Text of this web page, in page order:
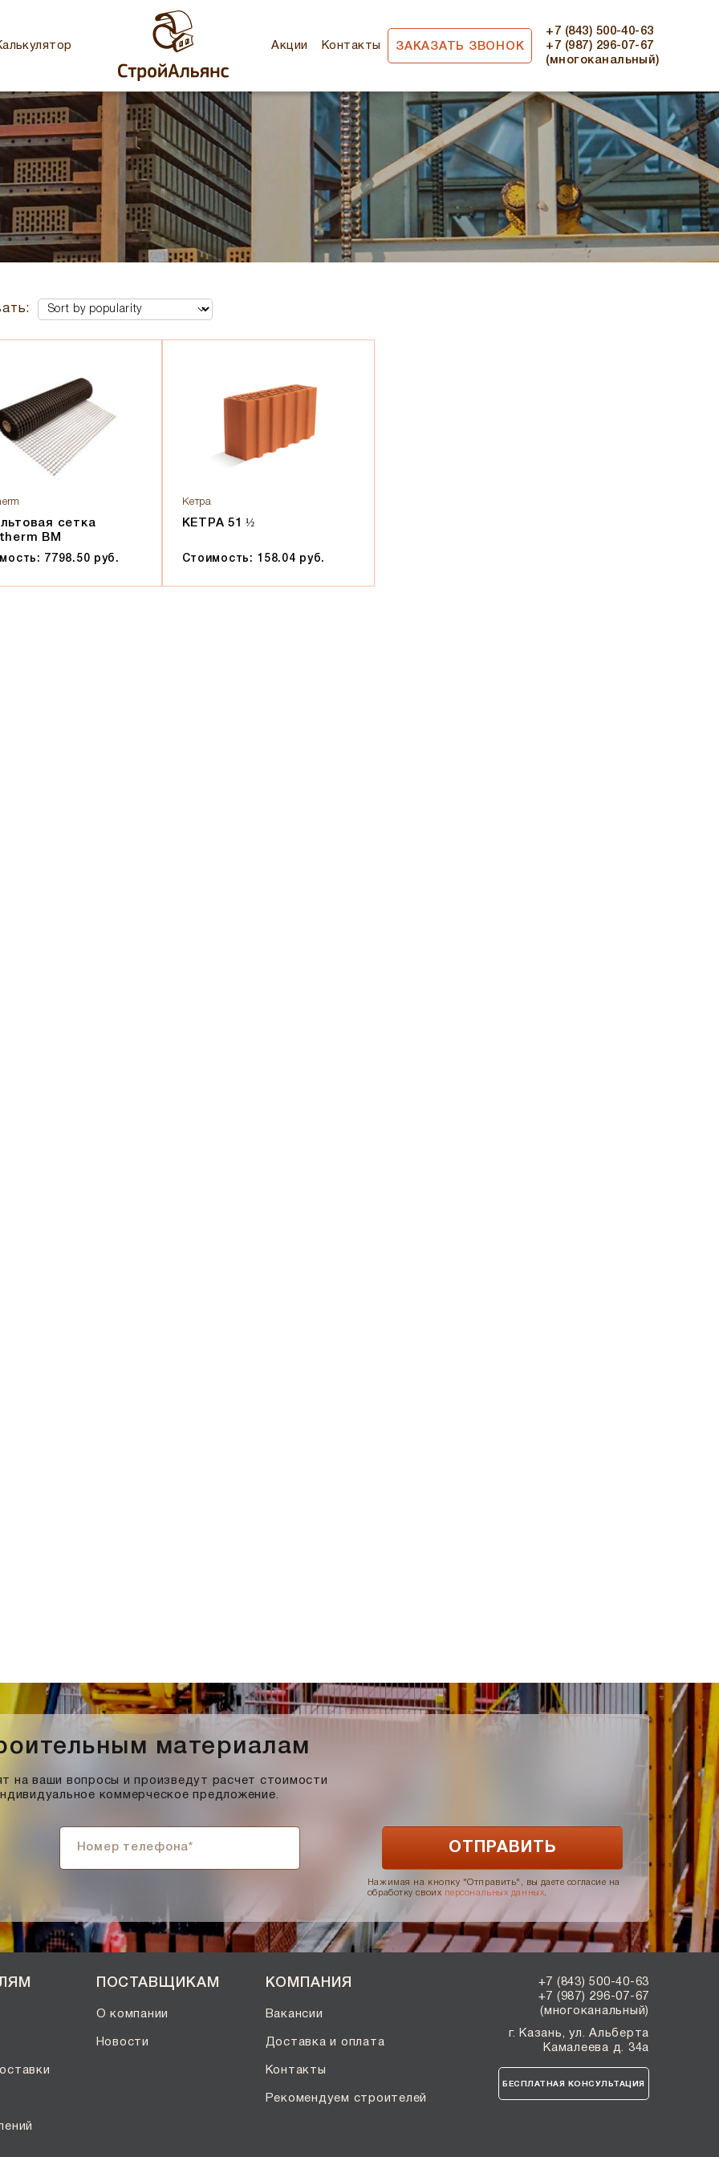
Акции Контакты ЗАКАЗАТЬ ЗВОНОК
+7 (843) 500-40-63
+7 (987) 296-07-67
(многоканальный)
сетка
BM
7798.50 руб.
Кетра
КЕТРА 51 ½
Стоимость: 158.04 руб.
материалам
на ваши вопросы и произведут расчет стоимости
коммерческое предложение.
Нажимая на кнопку "Отправить", вы даете согласие на
обработку своих персональных данных
ПОСТАВЩИКАМ
О компании
Новости
КОМПАНИЯ
Вакансии
Доставка и оплата
Контакты
Рекомендуем строителей
+7 (843) 500-40-63
+7 (987) 296-07-67
(многоканальный)
г. Казань, ул. Альберта
Камалеева д. 34а
БЕСПЛАТНАЯ КОНСУЛЬТАЦИЯ